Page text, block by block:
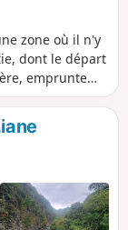
zone où il n'y
dont le départ
emprunte
sur